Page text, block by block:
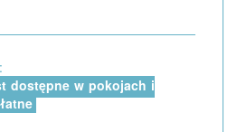
dostępne w pokojach i